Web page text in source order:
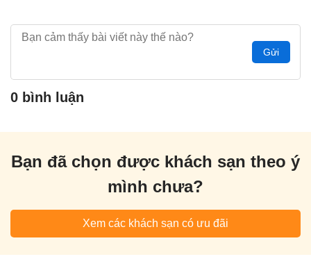
Gửi
0 bình luận
Bạn đã chọn được khách sạn theo ý
mình chưa?
Xem các khách sạn có ưu đãi